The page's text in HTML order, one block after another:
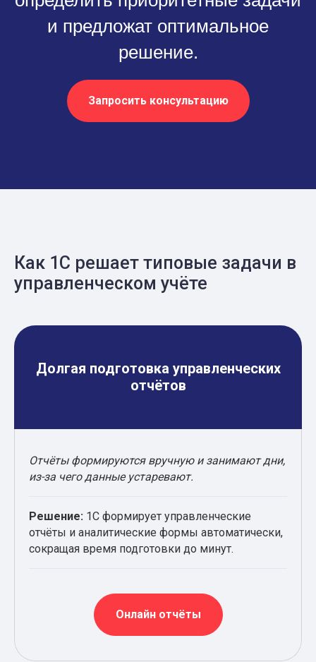
и предложат оптимальное
решение.
Запросить консультацию
Как 1С решает типовые задачи в
управленческом учёте
Долгая подготовка управленческих
отчётов
Отчёты формируются вручную и занимают дни,
из-за чего данные устаревают.
Решение: 1С формирует управленческие
отчёты и аналитические формы автоматически,
сокращая время подготовки до минут.
Онлайн отчёты